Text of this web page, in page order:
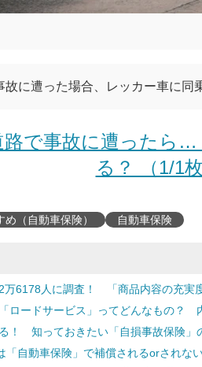
故に遭った場合、レッカー車に同
路で事故に遭ったら
る？ （1/1枚
め（自動車保険） 自動車保険
万6178人に調査！ 「商品内容の充実
「ロードサービス」ってどんなもの？
！ 知っておきたい「自損事故保険」
「自動車保険」で補償されるorされな